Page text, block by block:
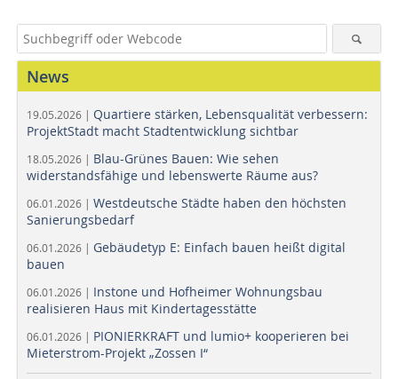
News
19.05.2026 | Quartiere stärken, Lebensqualität verbessern:
ProjektStadt macht Stadtentwicklung sichtbar
18.05.2026 | Blau-Grünes Bauen: Wie sehen
widerstandsfähige und lebenswerte Räume aus?
06.01.2026 | Westdeutsche Städte haben den höchsten
Sanierungsbedarf
06.01.2026 | Gebäudetyp E: Einfach bauen heißt digital
bauen
06.01.2026 | Instone und Hofheimer Wohnungsbau
realisieren Haus mit Kindertagesstätte
06.01.2026 | PIONIERKRAFT und lumio+ kooperieren bei
Mieterstrom-Projekt „Zossen I“